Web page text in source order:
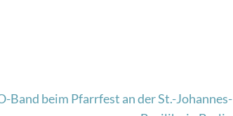
Band beim Pfarrfest an der St.-Johannes-